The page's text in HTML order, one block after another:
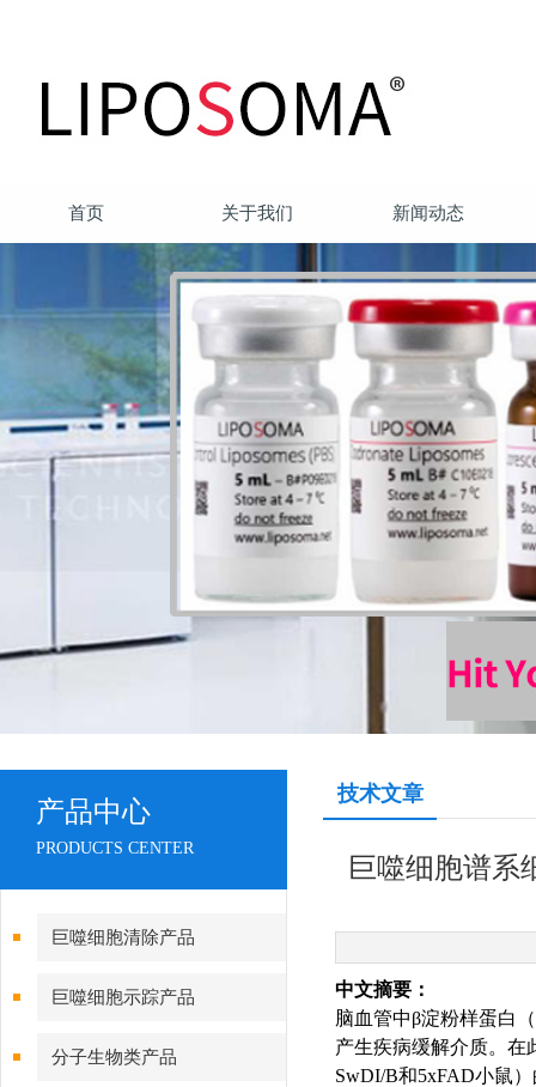
首页 关于我们 新闻动态
产品中心
PRODUCTS CENTER
巨噬细胞清除产品
巨噬细胞示踪产品
分子生物类产品
技术文章
巨噬细胞谱系
中文摘要：
脑血管中β淀粉样蛋白
产生疾病缓解介质。在
SwDI/B和5xFAD小鼠